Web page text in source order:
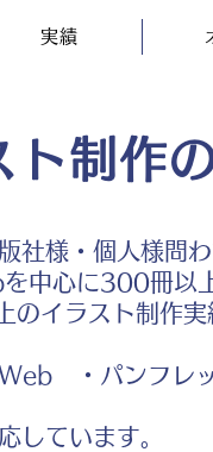
実績
ト制作
社様・個人様問わ
中心に300冊以上
イラスト制作実
・パンフレ
しています。